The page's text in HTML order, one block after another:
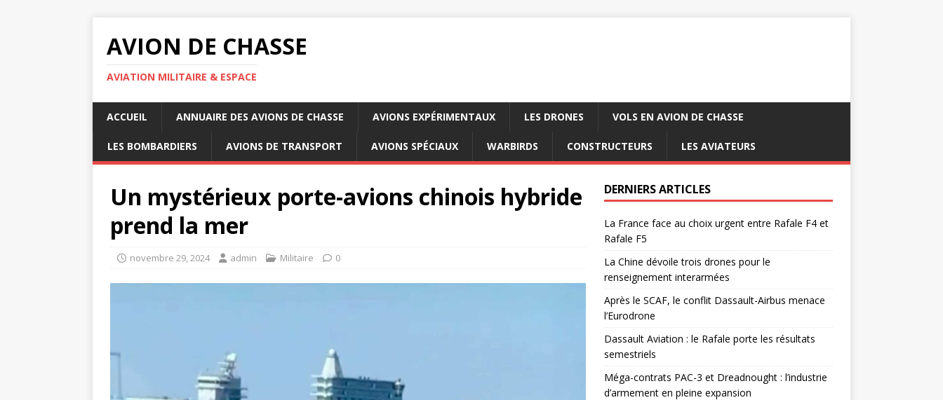
AVION DE CHASSE
AVIATION MILITAIRE & ESPACE
ACCUEIL ANNUAIRE DES AVIONS DE CHASSE AVIONS EXPÉRIMENTAUX LES DRONES VOLS EN AVION DE CHASSE
LES BOMBARDIERS AVIONS DE TRANSPORT AVIONS SPÉCIAUX WARBIRDS CONSTRUCTEURS LES AVIATEURS
Un mystérieux porte-avions chinois hybride
prend la mer
novembre 29, 2024 admin Militaire 0
DERNIERS ARTICLES
La France face au choix urgent entre Rafale F4 et
Rafale F5
La Chine dévoile trois drones pour le
renseignement interarmées
Après le SCAF, le conflit Dassault-Airbus menace
l’Eurodrone
Dassault Aviation : le Rafale porte les résultats
semestriels
Méga-contrats PAC-3 et Dreadnought : l’industrie
d’armement en pleine expansion